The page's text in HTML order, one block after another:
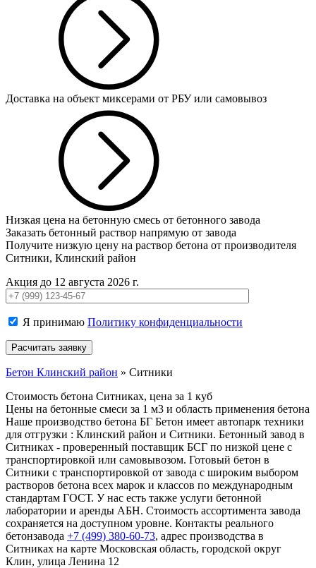
Доставка на объект миксерами от РБУ или самовывоз
Низкая цена на бетонную смесь от бетонного завода
Заказать бетонный раствор напрямую от завода
Получите низкую цену на раствор бетона от производителя
Ситники, Клинский район
Акция до 12 августа 2026 г.
Я принимаю Политику конфиденциальности
Бетон Клинский район » Ситники
Стоимость бетона Ситниках, цена за 1 куб
Цены на бетонные смеси за 1 м3 и область применения бетона
Наше производство бетона БГ Бетон имеет автопарк техники
для отгрузки : Клинский район и Ситники. Бетонный завод в
Ситниках - проверенный поставщик БСГ по низкой цене с
транспортировкой или самовывозом. Готовый бетон в
Ситники с транспортировкой от завода с широким выбором
растворов бетона всех марок и классов по международным
стандартам ГОСТ. У нас есть также услуги бетонной
лаборатории и аренды АБН. Стоимость ассортимента завода
сохраняется на доступном уровне. Контакты реального
бетонзавода +7 (499) 380-60-73, адрес производства в
Ситниках на карте Московская область, городской округ
Клин, улица Ленина 12